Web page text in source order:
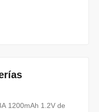
1200mAh 1.2V de